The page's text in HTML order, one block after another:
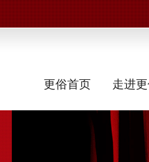
更俗首页 走进